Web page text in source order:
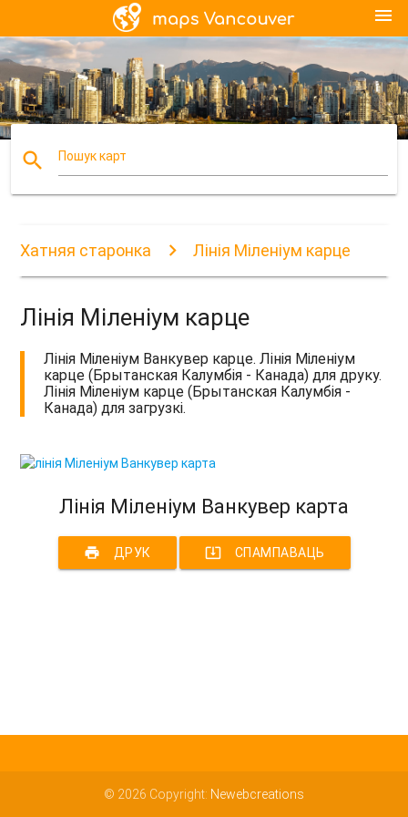
menu
search Пошук карт
Хатняя старонка Лінія Міленіум карце
Лінія Міленіум карце
Лінія Міленіум Ванкувер карце. Лінія Міленіум
карце (Брытанская Калумбія - Канада) для друку.
Лінія Міленіум карце (Брытанская Калумбія -
Канада) для загрузкі.
Лінія Міленіум Ванкувер карта
print ДРУК system_update_alt СПАМПАВАЦЬ
© 2026 Copyright: Newebcreations